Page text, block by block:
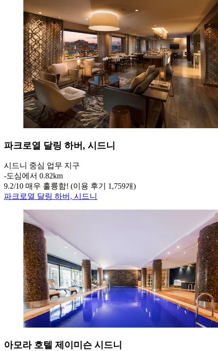
파크로열 달링 하버, 시드니
시드니 중심 업무 지구
‐도심에서 0.82km
9.2/10 매우 훌륭함! (이용 후기 1,759개)
파크로열 달링 하버, 시드니
아모라 호텔 제이미슨 시드니